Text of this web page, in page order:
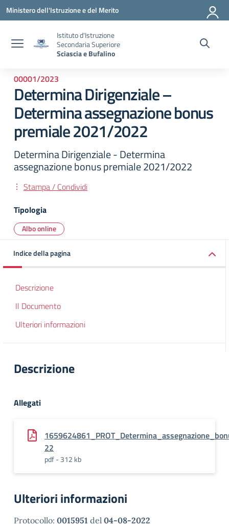
Vai ai contenuti
Vai al menu di navigazione
Vai al footer
Ministero dell'Istruzione e del Merito
Istituto d'Istruzione
Secondaria Superiore
Sciascia e Bufalino
00001/2023
Determina Dirigenziale –
Determina assegnazione bonus
premiale 2021/2022
Determina Dirigenziale - Determina
assegnazione bonus premiale 2021/2022
Stampa / Condividi
Tipologia
Albo online
Indice della pagina
Descrizione
Il Documento
Ulteriori informazioni
Descrizione
Allegati
22
pdf - 312 kb
Ulteriori informazioni
Protocollo: 0015951 del 04-08-2022